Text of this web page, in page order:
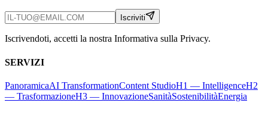
Iscriviti
Iscrivendoti, accetti la nostra Informativa sulla Privacy.
SERVIZI
PanoramicaAI TransformationContent StudioH1 — IntelligenceH2
— TrasformazioneH3 — InnovazioneSanitàSostenibilitàEnergia